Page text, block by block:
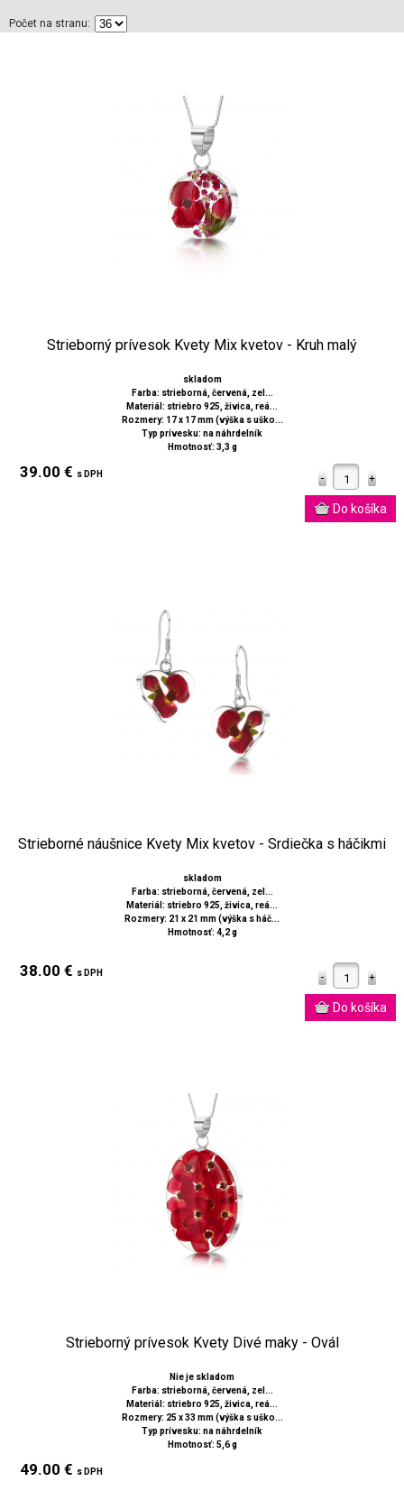
Počet na stranu:
Strieborný prívesok Kvety Mix kvetov - Kruh malý
skladom
Farba: strieborná, červená, zel...
Materiál: striebro 925, živica, reá...
Rozmery: 17 x 17 mm (výška s uško...
Typ prívesku: na náhrdelník
Hmotnosť: 3,3 g
39.00 € s DPH
Strieborné náušnice Kvety Mix kvetov - Srdiečka s háčikmi
skladom
Farba: strieborná, červená, zel...
Materiál: striebro 925, živica, reá...
Rozmery: 21 x 21 mm (výška s háč...
Hmotnosť: 4,2 g
38.00 € s DPH
Strieborný prívesok Kvety Divé maky - Ovál
Nie je skladom
Farba: strieborná, červená, zel...
Materiál: striebro 925, živica, reá...
Rozmery: 25 x 33 mm (výška s uško...
Typ prívesku: na náhrdelník
Hmotnosť: 5,6 g
49.00 € s DPH